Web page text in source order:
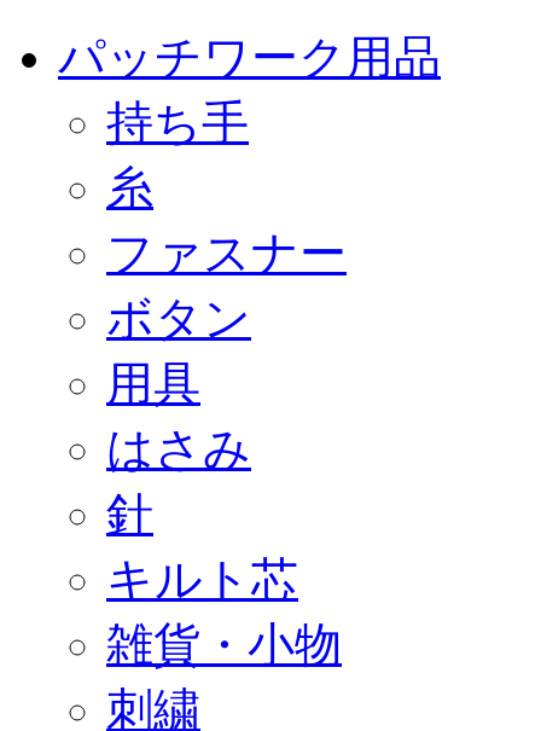
パッチワーク用品
持ち手
糸
ファスナー
ボタン
用具
はさみ
針
キルト芯
雑貨・小物
刺繍